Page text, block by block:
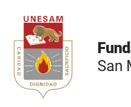
San